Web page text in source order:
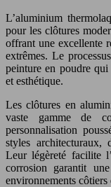
L’aluminium
pour les clôtures
offrant une excellente
extrêmes. Le
peinture en poudre
et esthétique.
Les clôtures en
vaste gamme de
personnalisation
styles architecturaux,
Leur légèreté facilite
corrosion garantit
environnements côtiers